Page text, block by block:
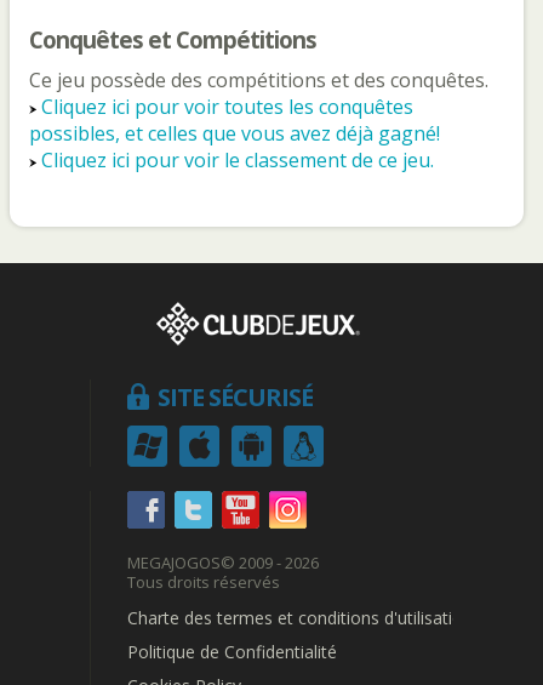
Conquêtes et Compétitions
Ce jeu possède des compétitions et des conquêtes.
Cliquez ici pour voir toutes les conquêtes
possibles, et celles que vous avez déjà gagné!
Cliquez ici pour voir le classement de ce jeu.
SITE SÉCURISÉ
MEGAJOGOS© 2009 - 2026
Tous droits réservés
Charte des termes et conditions d'utilisation
Politique de Confidentialité